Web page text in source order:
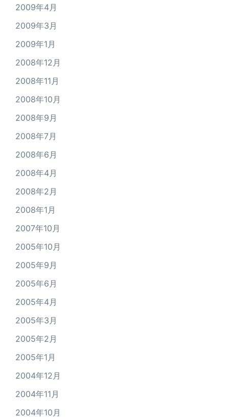
2009年4月
2009年3月
2009年1月
2008年12月
2008年11月
2008年10月
2008年9月
2008年7月
2008年6月
2008年4月
2008年2月
2008年1月
2007年10月
2005年10月
2005年9月
2005年6月
2005年4月
2005年3月
2005年2月
2005年1月
2004年12月
2004年11月
2004年10月